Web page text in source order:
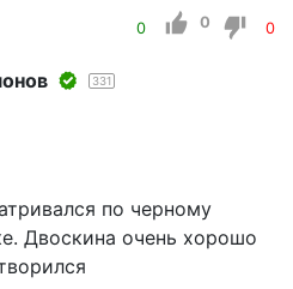
0 0 0
331
по черному
Двоскина очень хорошо